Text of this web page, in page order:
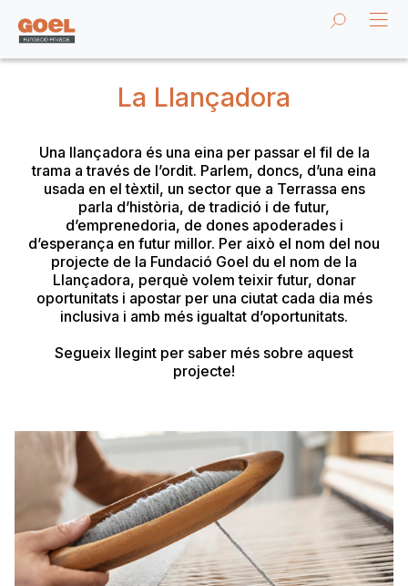
La Llançadora
Una llançadora és una eina per passar el fil de la
trama a través de l’ordit. Parlem, doncs, d’una eina
usada en el tèxtil, un sector que a Terrassa ens
parla d’història, de tradició i de futur,
d’emprenedoria, de dones apoderades i
d’esperança en futur millor. Per això el nom del nou
projecte de la Fundació Goel du el nom de la
Llançadora, perquè volem teixir futur, donar
oportunitats i apostar per una ciutat cada dia més
inclusiva i amb més igualtat d’oportunitats.
Segueix llegint per saber més sobre aquest
projecte!